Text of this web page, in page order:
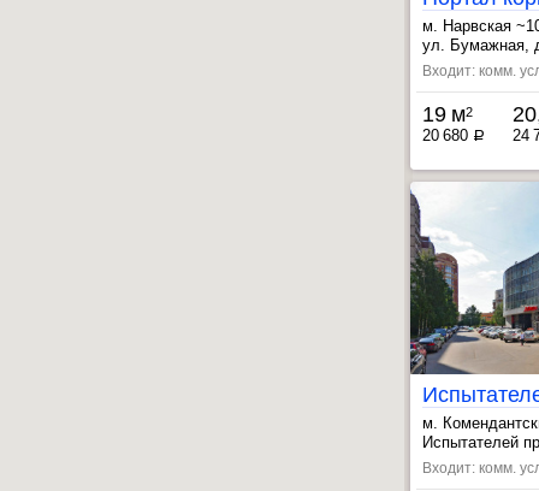
м. Нарвская
, Кировский
, Фрунзенская
ул. Бумажная,
Входит: комм.
19 м2
20 680 a 24
м.
, Старая
, Пионерская
Испытателей
Входит: комм.